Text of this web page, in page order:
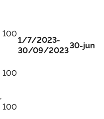
1/7/2023-
30/09/2023
30-jun
100
100
100